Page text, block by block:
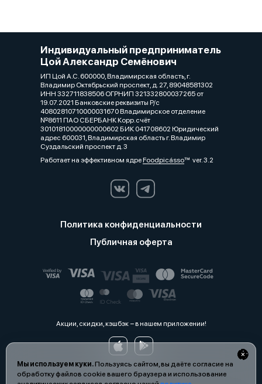
Мы используем куки.Пользуясь сайтом, вы даёте согласие на
обработку файлов cookie вашего браузера и использование
Индивидуальный предприниматель
Цой Александр Семёнович
ИП Цой А.С. 600000, Владимирская область, г.
Владимир Октябрьский проспект, д. 27, 89048581302
ИНН 332711838506 ОГРНИП 321332800037265 от
19.07.2021 Банковские реквизиты Р/с
40802810710000031670 Владимирское отделение
№8611 ПАО СБЕРБАНК Корр.счёт
30101810000000000602 БИК 041708602 Юридический
адрес 600031, Владимирская область г. Владимир
Суздальский проспект д. 3
Работает на эффективном ядреFoodpicássover. 3.2
Политика конфиденциальности
Публичная оферта
Акции, скидки, кэшбэк − в нашем приложении!